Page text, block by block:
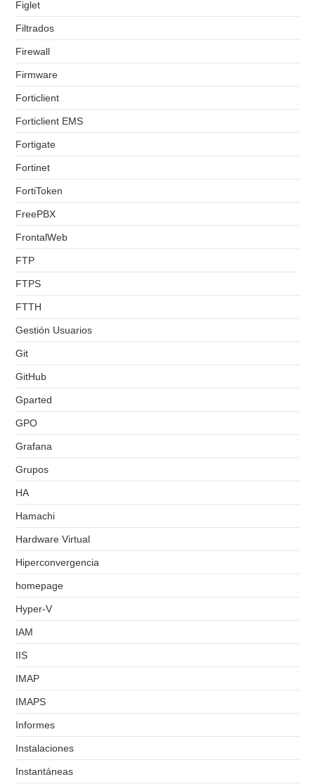
Figlet
Filtrados
Firewall
Firmware
Forticlient
Forticlient EMS
Fortigate
Fortinet
FortiToken
FreePBX
FrontalWeb
FTP
FTPS
FTTH
Gestión Usuarios
Git
GitHub
Gparted
GPO
Grafana
Grupos
HA
Hamachi
Hardware Virtual
Hiperconvergencia
homepage
Hyper-V
IAM
IIS
IMAP
IMAPS
Informes
Instalaciones
Instantáneas